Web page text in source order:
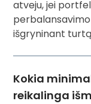
atveju, jei
perbalansavimo
išgryninant
Kokia
reikalinga